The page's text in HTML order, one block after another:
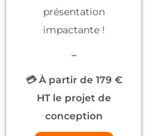
présentation
impactante !
–
💳 À partir de 179 €
HT le projet de
conception